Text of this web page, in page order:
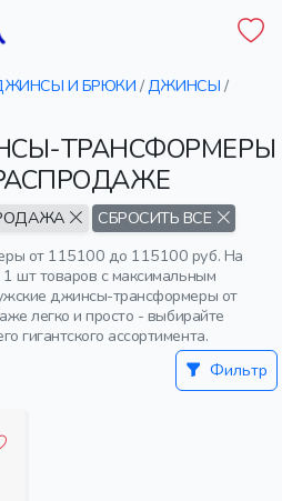
И БРЮКИ /ДЖИНСЫ /
ТРАНСФОРМЕРЫ
РАСПРОДАЖЕ
СБРОСИТЬ ВСЕ
от 115100 до 115100 руб. На
шт товаров с максимальным
джинсы-трансформеры от
легко и просто - выбирайте
гигантского ассортимента.
Фильтр